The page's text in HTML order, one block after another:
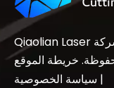
شركة Qiaolian Laser
خريطة الموقع
| سياسة الخصوصية